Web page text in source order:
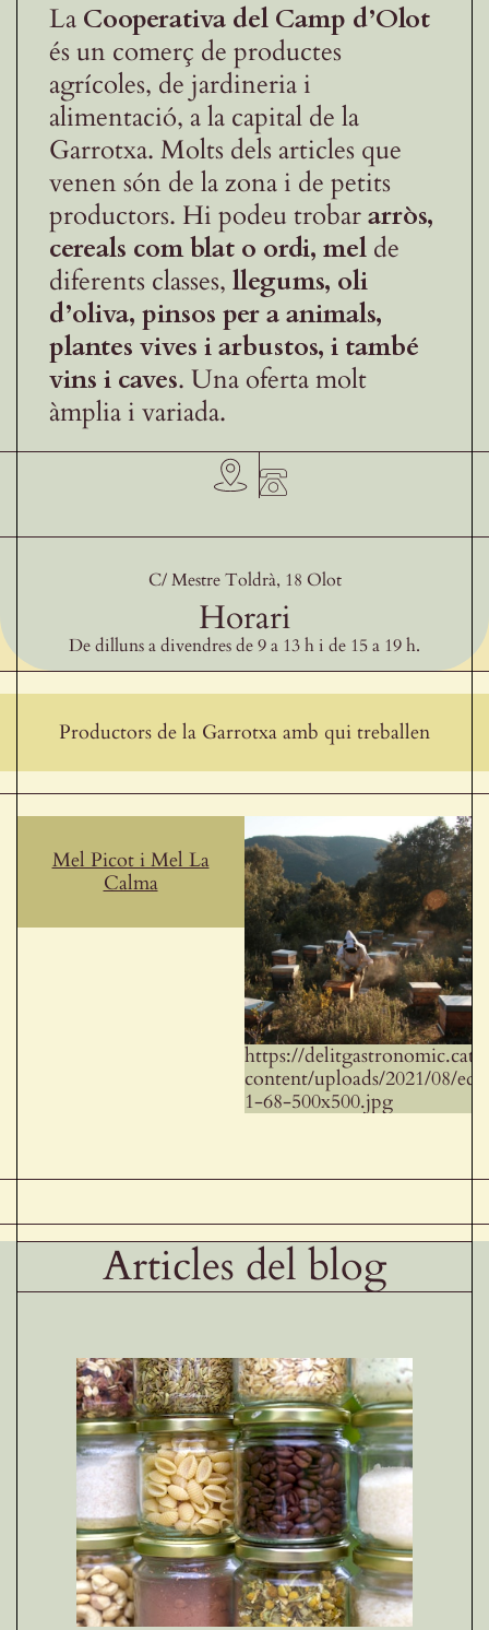
La Cooperativa del Camp d’Olot
és un comerç de productes
agrícoles, de jardineria i
alimentació, a la capital de la
Garrotxa. Molts dels articles que
venen són de la zona i de petits
productors. Hi podeu trobararròs,
cereals com blat o ordi, mel de
diferents classes, llegums, oli
d’oliva, pinsos per a animals,
plantes vives i arbustos, i també
vins i caves. Una oferta molt
àmplia i variada.
C/ Mestre Toldrà, 18 Olot
Horari
De dilluns a divendres de 9 a 13 h i de 15 a 19 h.
Productors de la Garrotxa amb qui treballen
Mel Picot i Mel La
Calma
https://
content/uploads/2021/08/
1-68-500x500.jpg
Articles del blog